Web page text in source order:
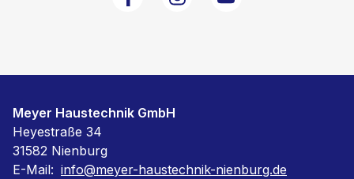
Meyer Haustechnik GmbH
Heyestraße 34
31582 Nienburg
E-Mail: info@meyer-haustechnik-nienburg.de